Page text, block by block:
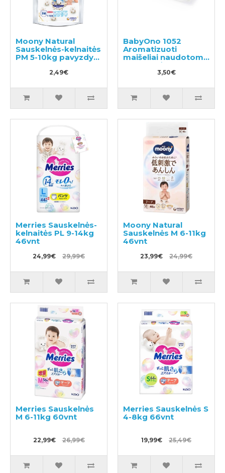
Moony Natural
Sauskelnės-kelnaitės
PM 5-10kg pavyzdys
2,49€
BabyOno 1052
Aromatizuoti
maišeliai naudotoms
sauskelnėms 100vnt
3,50€
Merries Sauskelnės-
kelnaitės PL 9-14kg
46vnt
24,99€ 29,99€
Moony Natural
Sauskelnės M 6-11kg
46vnt
23,99€ 24,99€
Merries Sauskelnės
M 6-11kg 60vnt
22,99€ 26,99€
Merries Sauskelnės S
4-8kg 66vnt
19,99€ 25,49€